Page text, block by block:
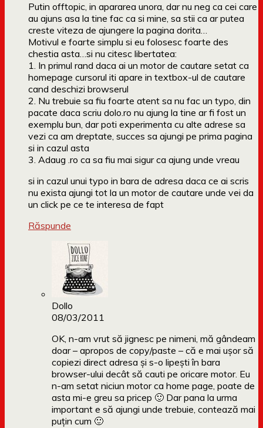
Putin offtopic, in apararea unora, dar nu neg ca cei care
au ajuns asa la tine fac ca si mine, sa stii ca ar putea
creste viteza de ajungere la pagina dorita…
Motivul e foarte simplu si eu folosesc foarte des
chestia asta…si nu citesc libertatea:
1. In primul rand daca ai un motor de cautare setat ca
homepage cursorul iti apare in textbox-ul de cautare
cand deschizi browserul
2. Nu trebuie sa fiu foarte atent sa nu fac un typo, din
pacate daca scriu dolo.ro nu ajung la tine ar fi fost un
exemplu bun, dar poti experimenta cu alte adrese sa
vezi ca am dreptate, succes sa ajungi pe prima pagina
si in cazul asta
3. Adaug .ro ca sa fiu mai sigur ca ajung unde vreau
si in cazul unui typo in bara de adresa daca ce ai scris
nu exista ajungi tot la un motor de cautare unde vei da
un click pe ce te interesa de fapt
Răspunde
Dollo
08/03/2011
OK, n-am vrut să jignesc pe nimeni, mă gândeam
doar – apropos de copy/paste – că e mai ușor să
copiezi direct adresa și s-o lipești în bara
browser-ului decât să cauti pe oricare motor. Eu
n-am setat niciun motor ca home page, poate de
asta mi-e greu sa pricep 🙂 Dar pana la urma
important e să ajungi unde trebuie, contează mai
puțin cum 🙂